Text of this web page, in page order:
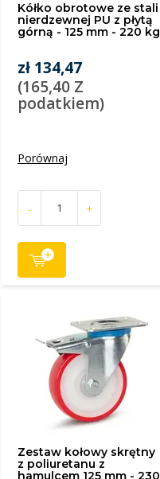
Kółko obrotowe ze stali
nierdzewnej PU z płytą
górną - 125 mm - 220 kg
zł 134,47
(165,40 Z
podatkiem)
Porównaj
- +
Zestaw kołowy skrętny
z poliuretanu z
hamulcem 125 mm - 230